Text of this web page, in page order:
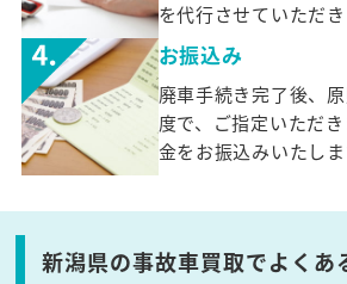
を代行させていただき
お振込み
廃車手続き完了後、
度で、ご指定いただ
金をお振込みいたしま
新潟県の事故車買取でよくあ